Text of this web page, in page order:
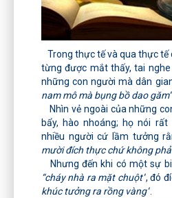
Trong thực tế và qua thực tế
từng được mắt thấy, tai
những con người mà dân
nam mô mà bụng bồ dao
Nhìn vẻ ngoài của những
bẩy, hào nhoáng; họ nói
nhiều người cứ lầm tưởng
mười đích thực chứ không
Nhưng đến khi có một sự
“cháy nhà ra mặt chuột”, đó
khúc tưởng ra rồng vàng”